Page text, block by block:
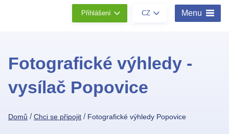
Přihlášení CZ Menu
Fotografické výhledy -
vysílač Popovice
Domů /Chci se připojit / Fotografické výhledy Popovice